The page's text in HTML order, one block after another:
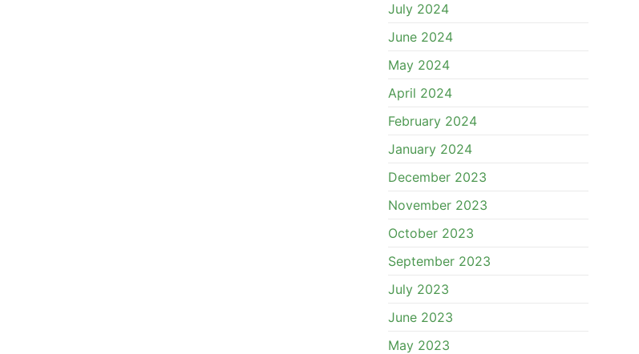
July 2024
June 2024
May 2024
April 2024
February 2024
January 2024
December 2023
November 2023
October 2023
September 2023
July 2023
June 2023
May 2023